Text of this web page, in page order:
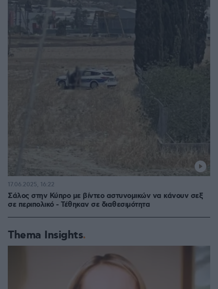
Σάλος στην Κύπρο με βίντεο αστυνομικών να κάνουν σεξ
σε περιπολικό - Τέθηκαν σε διαθεσιμότητα
17.06.2025, 16:22
Thema Insights